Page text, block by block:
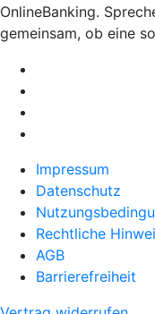
OnlineBanking.
gemeinsam, ob eine
Impressum
Datenschutz
Rechtliche
AGB
Barrierefreiheit